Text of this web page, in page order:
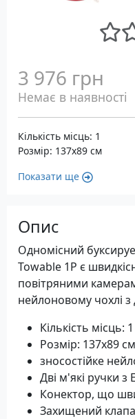
3 976 грн
Немає в наявності
Кількість місць: 1
Розмір: 137x89 см
Показати ще
Опис
Одномісний
Towable 1P є
повітряними
нейлоновому чохлі
Кількість місць: 1
Розмір: 137x89 см
зносостійке
Дві м'які ручки з
Конектор, що
Захищений